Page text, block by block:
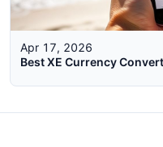
Apr 17, 2026
Best XE Currency